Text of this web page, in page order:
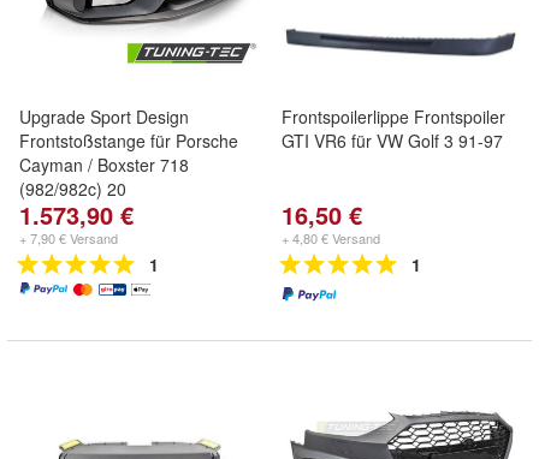
Upgrade Sport Design
Frontstoßstange für Porsche
Cayman / Boxster 718
(982/982c) 20
1.573,90 €
+ 7,90 € Versand
1
Frontspoilerlippe Frontspoiler
GTI VR6 für VW Golf 3 91-97
16,50 €
+ 4,80 € Versand
1